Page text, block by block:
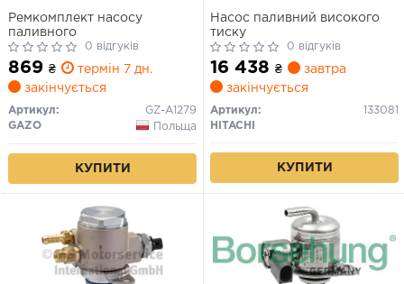
Ремкомплект насосу
паливного
0 відгуків
869 ₴
термін 7 дн.
закінчується
Артикул:
GZ-A1279
GAZO
Польща
КУПИТИ
Насос паливний високого
тиску
0 відгуків
16 438 ₴
завтра
закінчується
Артикул:
133081
HITACHI
КУПИТИ